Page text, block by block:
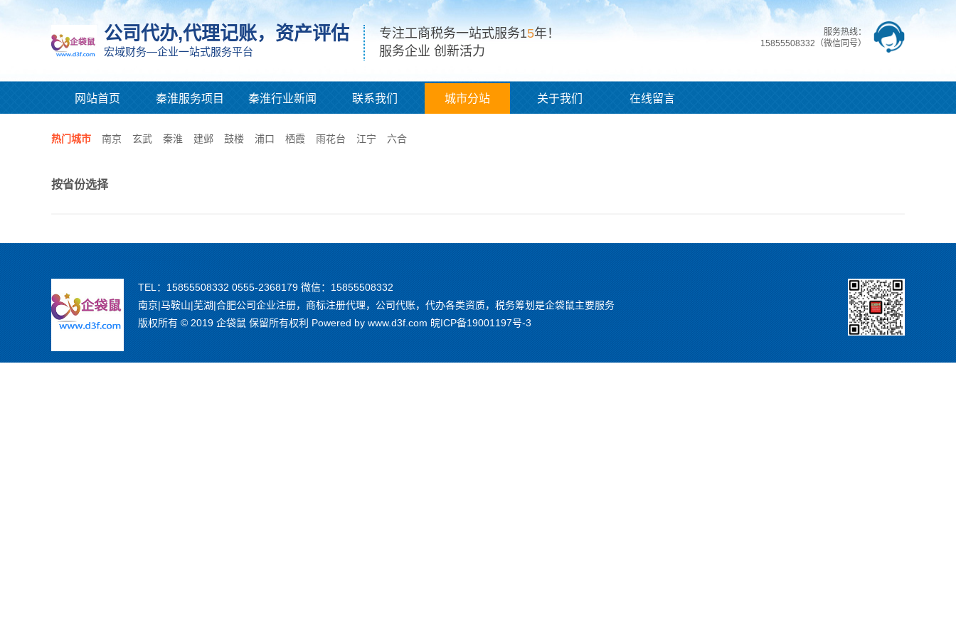
公司代办,代理记账，资产评估
宏域财务—企业一站式服务平台
专注工商税务一站式服务15年！
服务企业 创新活力
服务热线：
15855508332（微信同号）
网站首页 秦淮服务项目 秦淮行业新闻 联系我们 城市分站 关于我们 在线留言
热门城市 南京 玄武 秦淮 建邺 鼓楼 浦口 栖霞 雨花台 江宁 六合
按省份选择
TEL：15855508332 0555-2368179 微信：15855508332
南京|马鞍山|芜湖|合肥公司企业注册，商标注册代理，公司代账，代办各类资质，税务筹划是企袋鼠主要服务
版权所有 © 2019 企袋鼠 保留所有权利 Powered by www.d3f.com 皖ICP备19001197号-3